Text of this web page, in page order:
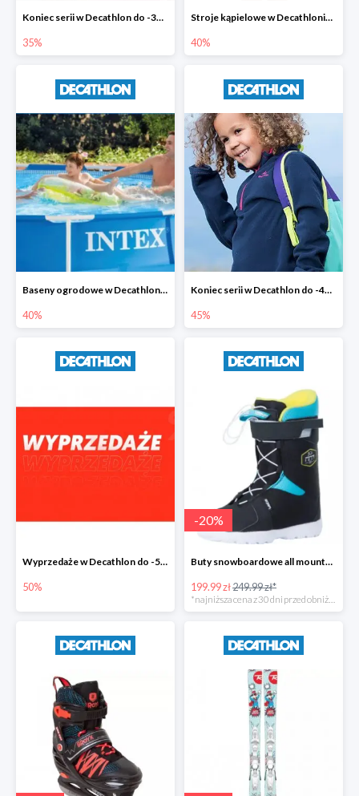
Koniec serii w Decathlon do -35%
35%
Stroje kąpielowe w Decathlonie do -40%
40%
Baseny ogrodowe w Decathlonie do -40%
40%
Koniec serii w Decathlon do -45%
45%
Wyprzedaże w Decathlon do -50%
50%
-20%
Buty snowboardowe all mountain/freestyle Indy 300 dla dzieci -20%
199.99 zł249.99 zł*